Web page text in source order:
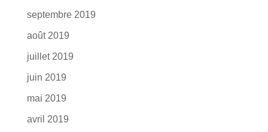
septembre 2019
août 2019
juillet 2019
juin 2019
mai 2019
avril 2019